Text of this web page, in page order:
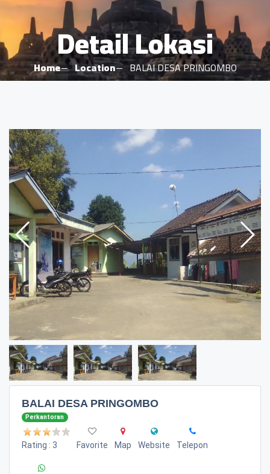
Detail Lokasi
Home Location BALAI DESA PRINGOMBO
BALAI DESA PRINGOMBO
Perkantoran
Rating : 3 Favorite Map Website Telepon